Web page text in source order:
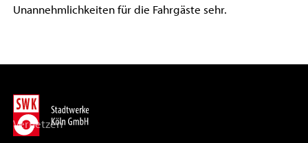
Unannehmlichkeiten für die Fahrgäste sehr.
Vernetzen